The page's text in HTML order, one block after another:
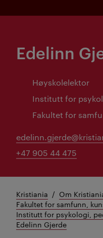
Edelinn
Høyskolelektor
Institutt for
Fakultet for
+47 905 44 475
Kristiania Om
Fakultet for samfunn,
Institutt for psykologi,
Edelinn Gjerde